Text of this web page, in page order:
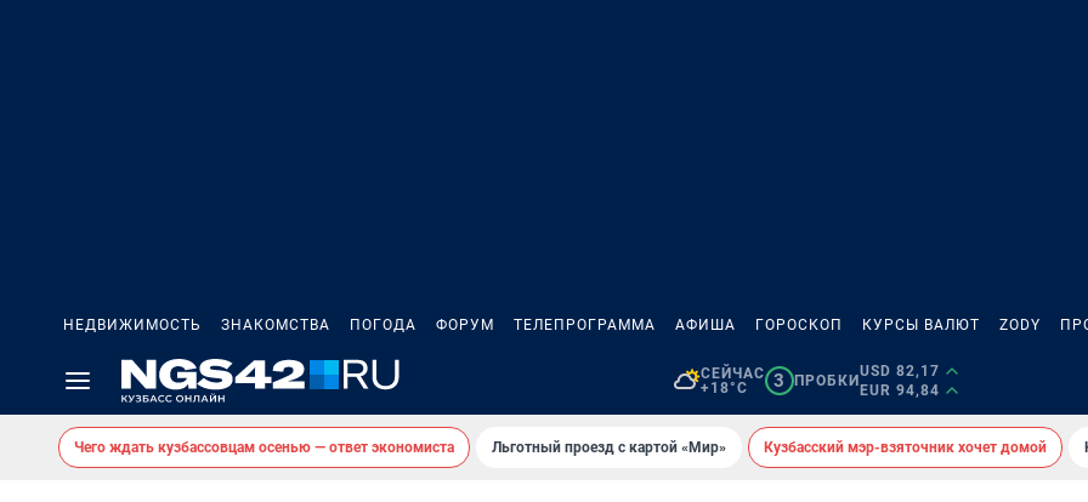
НЕДВИЖИМОСТЬ ЗНАКОМСТВА ПОГОДА ФОРУМ ТЕЛЕПРОГРАММА АФИША ГОРОСКОП КУРСЫ ВАЛЮТ ZODY
СЕЙЧАС
+18°C
3 ПРОБКИ
USD 82,17
EUR 94,84
Чего ждать кузбассовцам осенью — ответ экономиста Льготный проезд с картой «Мир» Кузбасский мэр-взяточник хочет домой